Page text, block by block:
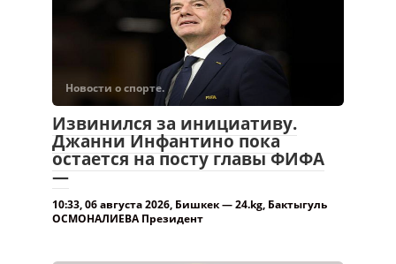
Новости о спорте.
Извинился за инициативу.
Джанни Инфантино пока
остается на посту главы ФИФА
—
10:33, 06 августа 2026, Бишкек — 24.kg, Бактыгуль